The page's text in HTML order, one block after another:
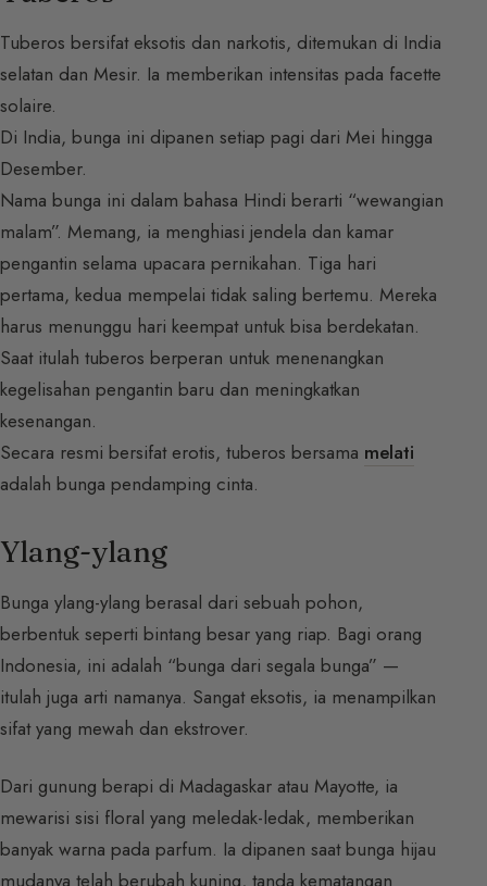
Tuberos bersifat eksotis dan narkotis, ditemukan di India
selatan dan Mesir. Ia memberikan intensitas pada facette
solaire.
Di India, bunga ini dipanen setiap pagi dari Mei hingga
Desember.
Nama bunga ini dalam bahasa Hindi berarti “wewangian
malam”. Memang, ia menghiasi jendela dan kamar
pengantin selama upacara pernikahan. Tiga hari
pertama, kedua mempelai tidak saling bertemu. Mereka
harus menunggu hari keempat untuk bisa berdekatan.
Saat itulah tuberos berperan untuk menenangkan
kegelisahan pengantin baru dan meningkatkan
kesenangan.
Secara resmi bersifat erotis, tuberos bersama melati
adalah bunga pendamping cinta.
Ylang-ylang
Bunga ylang-ylang berasal dari sebuah pohon,
berbentuk seperti bintang besar yang riap. Bagi orang
Indonesia, ini adalah “bunga dari segala bunga” —
itulah juga arti namanya. Sangat eksotis, ia menampilkan
sifat yang mewah dan ekstrover.
Dari gunung berapi di Madagaskar atau Mayotte, ia
mewarisi sisi floral yang meledak-ledak, memberikan
banyak warna pada parfum. Ia dipanen saat bunga hijau
mudanya telah berubah kuning, tanda kematangan